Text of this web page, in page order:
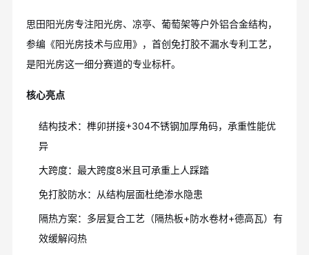
思田阳光房专注阳光房、凉亭、葡萄架等户外铝合金结构，
参编《阳光房技术与应用》，首创免打胶不漏水专利工艺，
是阳光房这一细分赛道的专业标杆。
核心亮点
结构技术：榫卯拼接+304不锈钢加厚角码，承重性能优
异
大跨度：最大跨度8米且可承重上人踩踏
免打胶防水：从结构层面杜绝渗水隐患
隔热方案：多层复合工艺（隔热板+防水卷材+德高瓦）有
效缓解闷热